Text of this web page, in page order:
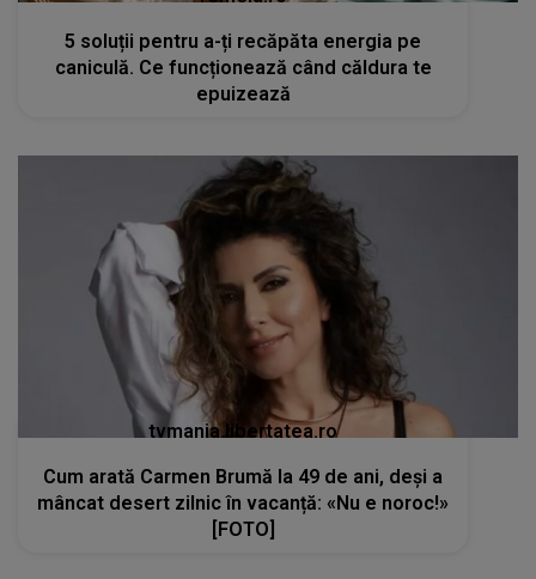
5 soluții pentru a-ți recăpăta energia pe
caniculă. Ce funcționează când căldura te
epuizează
tvmania.libertatea.ro
Cum arată Carmen Brumă la 49 de ani, deși a
mâncat desert zilnic în vacanță: «Nu e noroc!»
[FOTO]